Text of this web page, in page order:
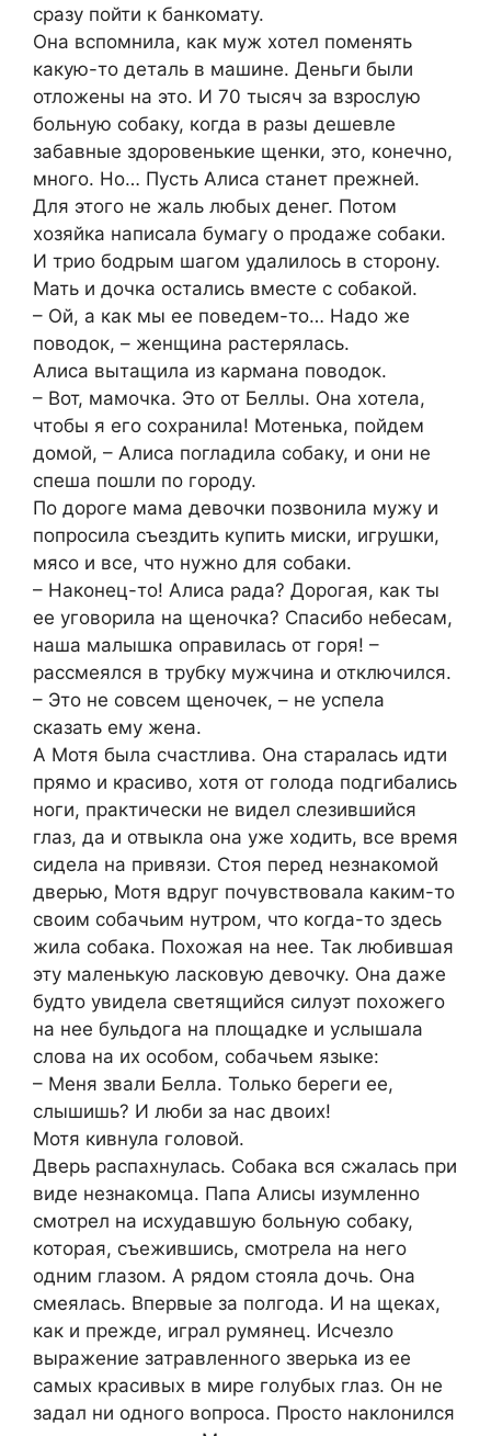
сразу пойти к банкомату.
Она вспомнила, как муж хотел поменять
какую-то деталь в машине. Деньги были
отложены на это. И 70 тысяч за взрослую
больную собаку, когда в разы дешевле
забавные здоровенькие щенки, это, конечно,
много. Но… Пусть Алиса станет прежней.
Для этого не жаль любых денег. Потом
хозяйка написала бумагу о продаже собаки.
И трио бодрым шагом удалилось в сторону.
Мать и дочка остались вместе с собакой.
– Ой, а как мы ее поведем-то… Надо же
поводок, – женщина растерялась.
Алиса вытащила из кармана поводок.
– Вот, мамочка. Это от Беллы. Она хотела,
чтобы я его сохранила! Мотенька, пойдем
домой, – Алиса погладила собаку, и они не
спеша пошли по городу.
По дороге мама девочки позвонила мужу и
попросила съездить купить миски, игрушки,
мясо и все, что нужно для собаки.
– Наконец-то! Алиса рада? Дорогая, как ты
ее уговорила на щеночка? Спасибо небесам,
наша малышка оправилась от горя! –
рассмеялся в трубку мужчина и отключился.
– Это не совсем щеночек, – не успела
сказать ему жена.
А Мотя была счастлива. Она старалась идти
прямо и красиво, хотя от голода подгибались
ноги, практически не видел слезившийся
глаз, да и отвыкла она уже ходить, все время
сидела на привязи. Стоя перед незнакомой
дверью, Мотя вдруг почувствовала каким-то
своим собачьим нутром, что когда-то здесь
жила собака. Похожая на нее. Так любившая
эту маленькую ласковую девочку. Она даже
будто увидела светящийся силуэт похожего
на нее бульдога на площадке и услышала
слова на их особом, собачьем языке:
– Меня звали Белла. Только береги ее,
слышишь? И люби за нас двоих!
Мотя кивнула головой.
Дверь распахнулась. Собака вся сжалась при
виде незнакомца. Папа Алисы изумленно
смотрел на исхудавшую больную собаку,
которая, съежившись, смотрела на него
одним глазом. А рядом стояла дочь. Она
смеялась. Впервые за полгода. И на щеках,
как и прежде, играл румянец. Исчезло
выражение затравленного зверька из ее
самых красивых в мире голубых глаз. Он не
задал ни одного вопроса. Просто наклонился